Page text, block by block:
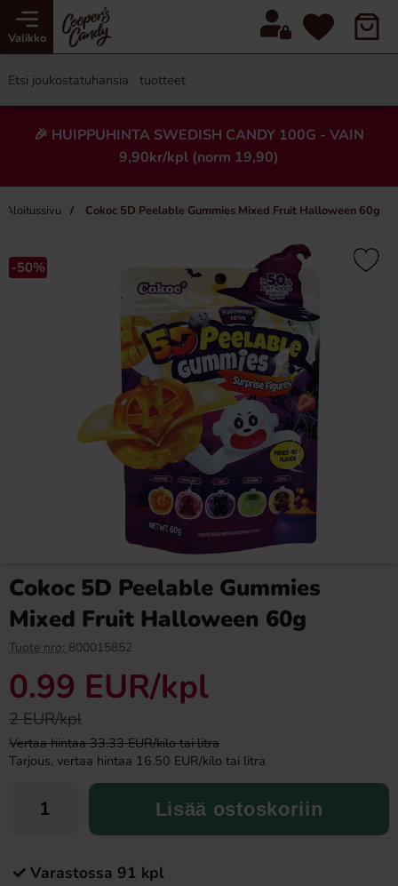
Valikko
🎉 HUIPPUHINTA SWEDISH CANDY 100G - VAIN
9,90kr/kpl (norm 19,90)
Aloitussivu Cokoc 5D Peelable Gummies Mixed Fruit Halloween 60g
×
Arla Mjukglassmix Laktosfri
Osta
Ramlösa Original 33cl
Osta
-50%
Cokoc 5D Peelable Gummies
Mixed Fruit Halloween 60g
Tuote nro: 800015852
0.99 EUR/kpl
2 EUR/kpl
Vertaa hintaa 33.33 EUR/kilo tai litra
Tarjous, vertaa hintaa 16.50 EUR/kilo tai litra
Lisää ostoskoriin
Varastossa 91 kpl